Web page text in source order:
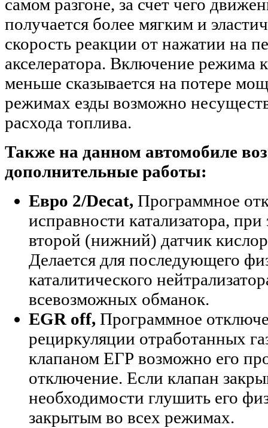
самом разгоне, за счет чего
получается более мягким и
скорость реакции от нажатии на
акселератора. Включение режима
меньше сказывается на потере
режимах езды возможно
расхода топлива.
Также на данном автомобиле
дополнительные работы:
Евро 2/Decat, Программное
исправности катализатора,
второй (нижний) датчик
Делается для последующего
каталитического
всевозможных обманок.
EGR off, Программное
рециркуляции отработанных
клапаном ЕГР возможно его
отключение. Если клапан
необходимости глушить его
закрытым во всех режимах.